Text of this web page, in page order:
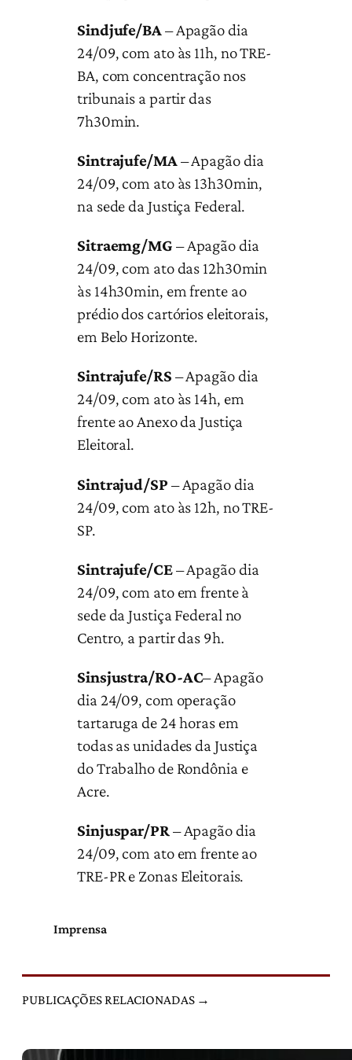
Sindjufe/BA– Apagão dia
24/09, com ato às 11h, no TRE-
BA, com concentração nos
tribunais a partir das
7h30min.
Sintrajufe/MA– Apagão dia
24/09, com ato às 13h30min,
na sede da Justiça Federal.
Sitraemg/MG – Apagão dia
24/09, com ato das 12h30min
às 14h30min, em frente ao
prédio dos cartórios eleitorais,
em Belo Horizonte.
Sintrajufe/RS – Apagão dia
24/09, com ato às 14h, em
frente ao Anexo da Justiça
Eleitoral.
Sintrajud/SP – Apagão dia
24/09, com ato às 12h, no TRE-
SP.
Sintrajufe/CE– Apagão dia
24/09, com ato em frente à
sede da Justiça Federal no
Centro, a partir das 9h.
Sinsjustra/RO-AC– Apagão
dia 24/09, com operação
tartaruga de 24 horas em
todas as unidades da Justiça
do Trabalho de Rondônia e
Acre.
Sinjuspar/PR– Apagão dia
24/09, com ato em frente ao
TRE-PR e Zonas Eleitorais.
Imprensa
PUBLICAÇÕES RELACIONADAS →